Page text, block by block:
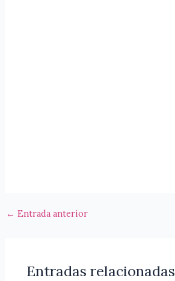
← Entrada anterior
Entradas relacionadas